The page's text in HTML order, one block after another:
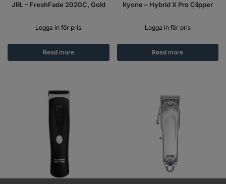
JRL – FreshFade 2020C, Gold
Logga in för pris
Read more
Kyone – Hybrid X Pro Clipper
Logga in för pris
Read more